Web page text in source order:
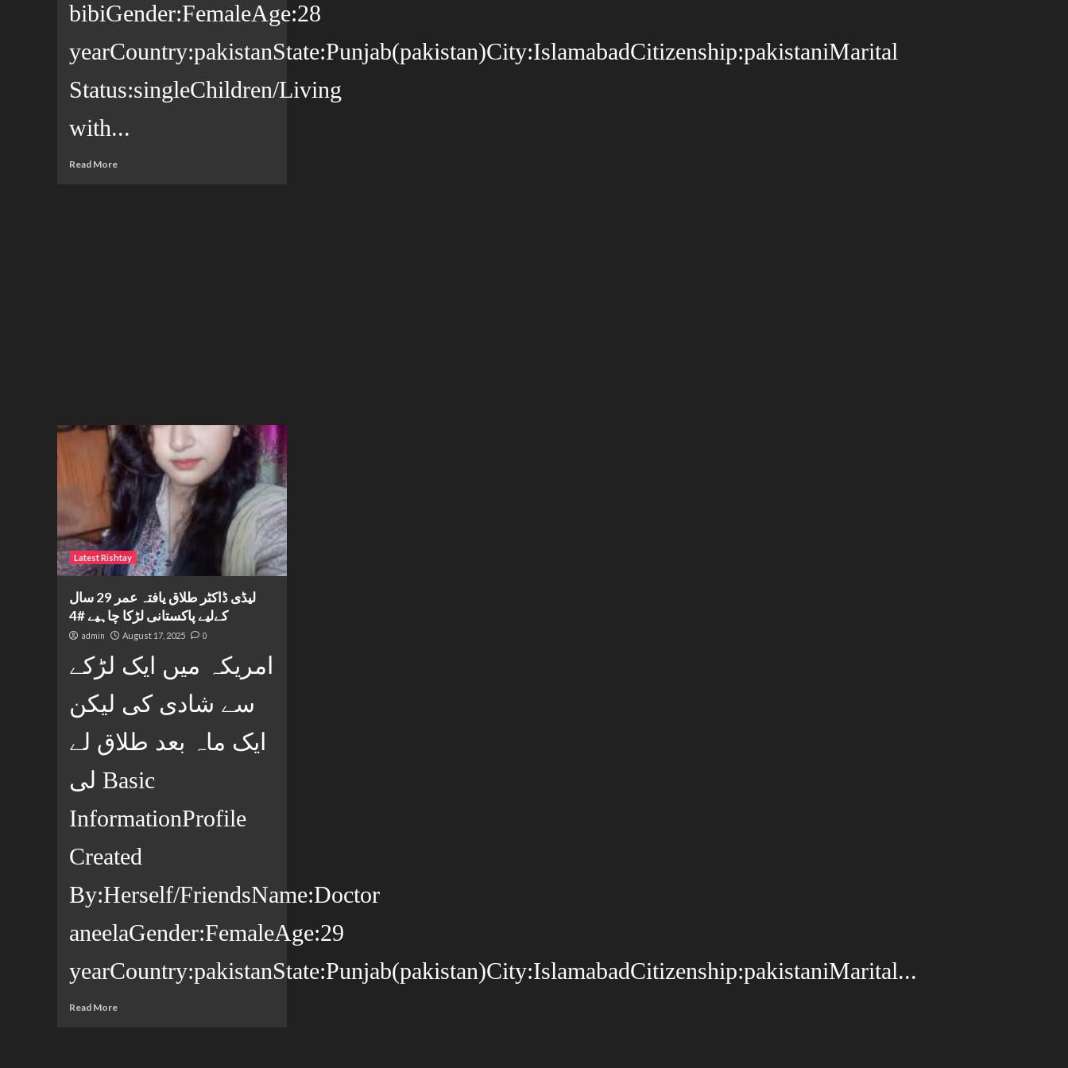
bibiGender:FemaleAge:28
yearCountry:pakistanState:Punjab(pakistan)City:IslamabadCitizenship:pakistaniMarital
Status:singleChildren/Living
with...
Read More
Latest Rishtay
لیڈی ڈاکٹر طلاق یافتہ عمر 29 سال
کےلیے پاکستانی لڑکا چاہیے #4
admin August 17, 2025 0
امریکہ میں ایک لڑکے
سے شادی کی لیکن
ایک ماہ بعد طلاق لے
لی Basic
InformationProfile
Created
By:Herself/FriendsName:Doctor
aneelaGender:FemaleAge:29
yearCountry:pakistanState:Punjab(pakistan)City:IslamabadCitizenship:pakistaniMarital...
Read More